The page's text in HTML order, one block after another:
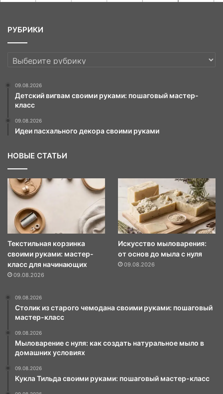
РУБРИКИ
РУБРИКИ
09.08.2026
Детский вигвам своими руками: пошаговый мастер-
класс
09.08.2026
Идеи пасхального декора своими руками
НОВЫЕ СТАТЬИ
Текстильная корзинка
своими руками: мастер-
класс для начинающих
09.08.2026
Искусство мыловарения:
от основ до мыла с нуля
09.08.2026
09.08.2026
Столик из старого чемодана своими руками: пошаговый
мастер-класс
09.08.2026
Мыловарение с нуля: как создать натуральное мыло в
домашних условиях
09.08.2026
Кукла Тильда своими руками: пошаговый мастер-класс